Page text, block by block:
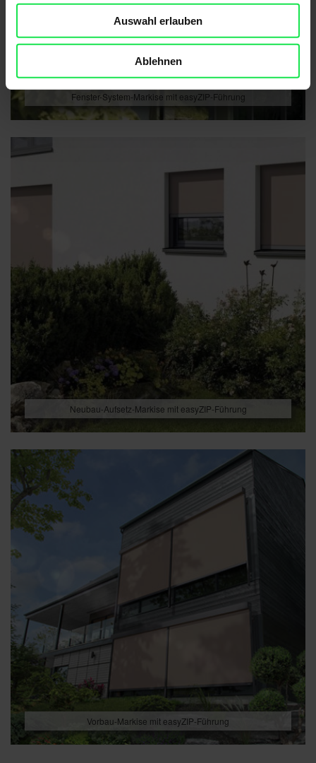
Auswahl erlauben
Ablehnen
Fenster-System-Markise mit easyZIP-Führung
Neubau-Aufsetz-Markise mit easyZIP-Führung
Vorbau-Markise mit easyZIP-Führung